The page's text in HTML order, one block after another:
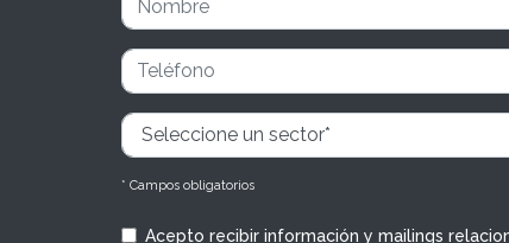
* Campos obligatorios
Acepto recibir información y mailings